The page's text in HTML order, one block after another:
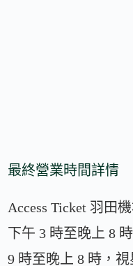
最終營業時間詳情
Access Ticket 羽田
下午 3 時至晚上 8
9 時至晚上 8 時，